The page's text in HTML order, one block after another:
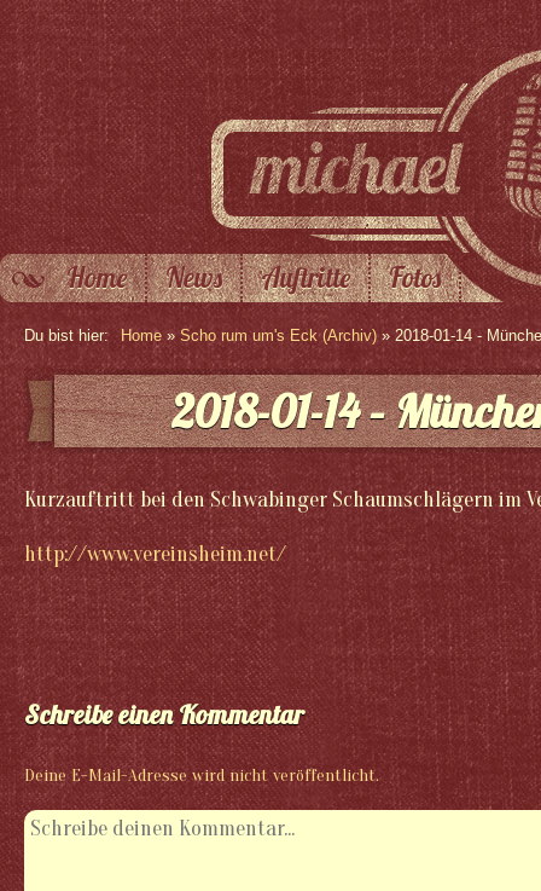
Home News Auftritte Fotos
Du bist hier: Home » Scho rum um's Eck (Archiv) » 2018-01-14 -
2018-01-14 –
Kurzauftritt bei den Schwabinger Schaumschlägern im
http://www.vereinsheim.net/
Schreibe einen Kommentar
Deine E-Mail-Adresse wird nicht veröffentlicht.